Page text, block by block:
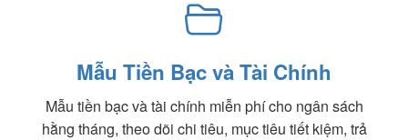
Mẫu Tiền Bạc và Tài Chính
Mẫu tiền bạc và tài chính miễn phí cho ngân sách
hằng tháng, theo dõi chi tiêu, mục tiêu tiết kiệm, trả